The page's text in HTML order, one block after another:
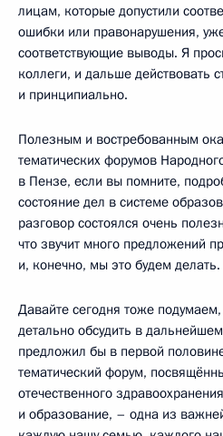
лицам, которые допустили
ошибки или правонарушения,
соответствующие выводы. Я
коллеги, и дальше действовать
и принципиально.
Полезным и востребованным
тематических форумов
в Пензе, если вы помните,
состояние дел в системе
разговор состоялся очень
что звучит много предложений
и, конечно, мы это будем делать.
Давайте сегодня тоже
детально обсудить в
предложил бы в первой
тематический форум,
отечественного
и образование, – одна из